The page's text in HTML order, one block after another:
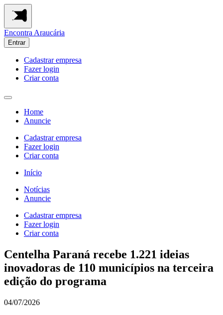
Encontra Araucária
Entrar
Cadastrar empresa
Fazer login
Criar conta
Home
Anuncie
Cadastrar empresa
Fazer login
Criar conta
Início
Notícias
Anuncie
Cadastrar empresa
Fazer login
Criar conta
Centelha Paraná recebe 1.221 ideias
inovadoras de 110 municípios na terceira
edição do programa
04/07/2026